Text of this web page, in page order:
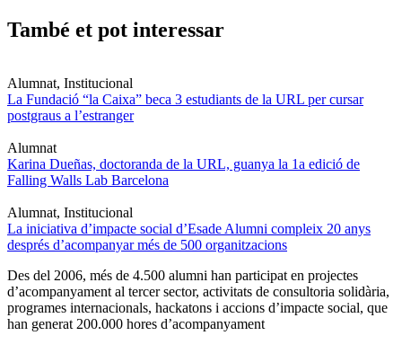
També et pot interessar
Alumnat, Institucional
La Fundació “la Caixa” beca 3 estudiants de la URL per cursar
postgraus a l’estranger
Alumnat
Karina Dueñas, doctoranda de la URL, guanya la 1a edició de
Falling Walls Lab Barcelona
Alumnat, Institucional
La iniciativa d’impacte social d’Esade Alumni compleix 20 anys
després d’acompanyar més de 500 organitzacions
Des del 2006, més de 4.500 alumni han participat en projectes
d’acompanyament al tercer sector, activitats de consultoria solidària,
programes internacionals, hackatons i accions d’impacte social, que
han generat 200.000 hores d’acompanyament